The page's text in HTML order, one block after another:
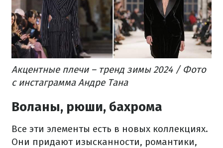
Акцентные плечи – тренд зимы 2024 / Фото
с инстаграмма Андре Тана
Воланы, рюши, бахрома
Все эти элементы есть в новых коллекциях.
Они придают изысканности, романтики,